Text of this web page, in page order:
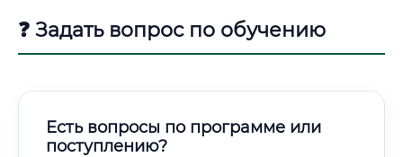
❓ Задать вопрос по обучению
Есть вопросы по программе или
поступлению?